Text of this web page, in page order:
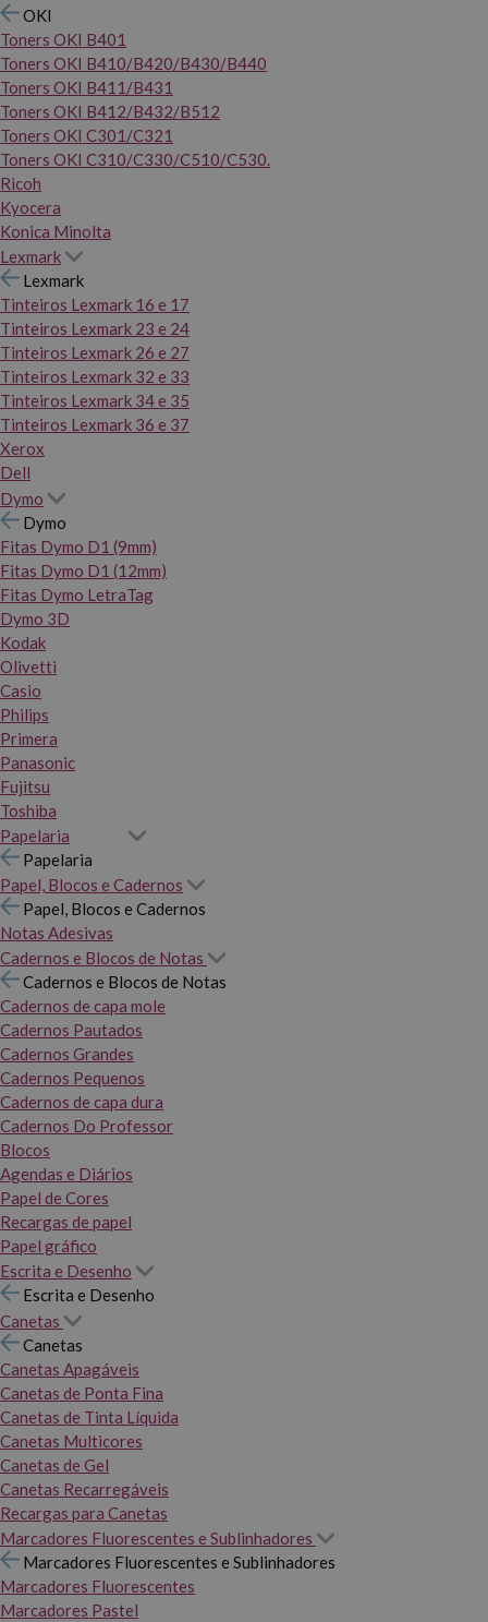
OKI
Toners OKI B401
Toners OKI B410/B420/B430/B440
Toners OKI B411/B431
Toners OKI B412/B432/B512
Toners OKI C301/C321
Toners OKI C310/C330/C510/C530.
Ricoh
Kyocera
Konica Minolta
Lexmark
Lexmark
Tinteiros Lexmark 16 e 17
Tinteiros Lexmark 23 e 24
Tinteiros Lexmark 26 e 27
Tinteiros Lexmark 32 e 33
Tinteiros Lexmark 34 e 35
Tinteiros Lexmark 36 e 37
Xerox
Dell
Dymo
Dymo
Fitas Dymo D1 (9mm)
Fitas Dymo D1 (12mm)
Fitas Dymo LetraTag
Dymo 3D
Kodak
Olivetti
Casio
Philips
Primera
Panasonic
Fujitsu
Toshiba
Papelaria
Papelaria
Papel, Blocos e Cadernos
Papel, Blocos e Cadernos
Notas Adesivas
Cadernos e Blocos de Notas
Cadernos e Blocos de Notas
Cadernos de capa mole
Cadernos Pautados
Cadernos Grandes
Cadernos Pequenos
Cadernos de capa dura
Cadernos Do Professor
Blocos
Agendas e Diários
Papel de Cores
Recargas de papel
Papel gráfico
Escrita e Desenho
Escrita e Desenho
Canetas
Canetas
Canetas Apagáveis
Canetas de Ponta Fina
Canetas de Tinta Líquida
Canetas Multicores
Canetas de Gel
Canetas Recarregáveis
Recargas para Canetas
Marcadores Fluorescentes e Sublinhadores
Marcadores Fluorescentes e Sublinhadores
Marcadores Fluorescentes
Marcadores Pastel